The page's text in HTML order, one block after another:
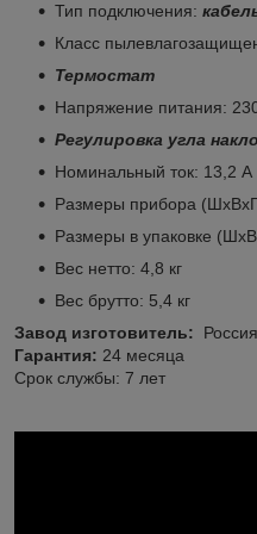
Тип подключения:
Класс
Термостат
Напряжение питания:
Регулировка угла
Номинальный ток: 13,2 А
Размеры прибора
Размеры в упаковке
Вес нетто: 4,8 кг
Вес брутто: 5,4 кг
Завод изготовитель:
Гарантия: 24 месяца
Срок службы: 7 лет